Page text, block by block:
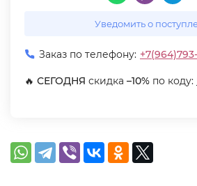
Уведомить о
Заказ по телефону:
🔥 СЕГОДНЯ скидка –10% по коду: